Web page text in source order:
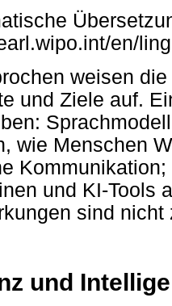
en/
weisen
und Ziele auf.
wie Menschen
und KI-Tools
sind nicht
und